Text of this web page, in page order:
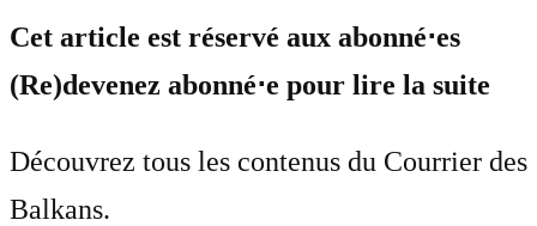
Cet article est réservé aux abonné⋅es
(Re)devenez abonné⋅e pour lire la suite
Découvrez tous les contenus du Courrier des
Balkans.